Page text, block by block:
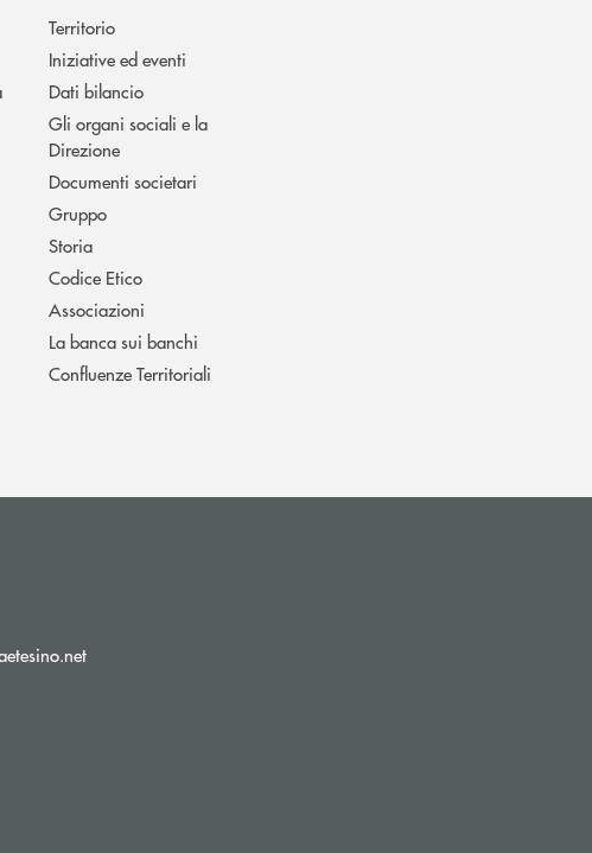
Territorio
Iniziative ed eventi
Dati bilancio
Gli organi sociali e la
Direzione
Documenti societari
Gruppo
Storia
Codice Etico
Associazioni
La banca sui banchi
Confluenze Territoriali
(si apre l’app di posta elettronica)